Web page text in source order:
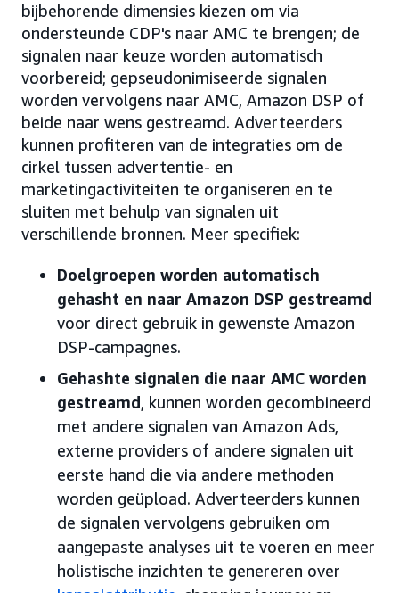
bijbehorende dimensies kiezen om via
ondersteunde CDP's naar AMC te brengen; de
signalen naar keuze worden automatisch
voorbereid; gepseudonimiseerde signalen
worden vervolgens naar AMC, Amazon DSP of
beide naar wens gestreamd. Adverteerders
kunnen profiteren van de integraties om de
cirkel tussen advertentie- en
marketingactiviteiten te organiseren en te
sluiten met behulp van signalen uit
verschillende bronnen. Meer specifiek:
Doelgroepen worden automatisch
gehasht en naar Amazon DSP gestreamd
voor direct gebruik in gewenste Amazon
DSP-campagnes.
Gehashte signalen die naar AMC worden
gestreamd, kunnen worden gecombineerd
met andere signalen van Amazon Ads,
externe providers of andere signalen uit
eerste hand die via andere methoden
worden geüpload. Adverteerders kunnen
de signalen vervolgens gebruiken om
aangepaste analyses uit te voeren en meer
holistische inzichten te genereren over